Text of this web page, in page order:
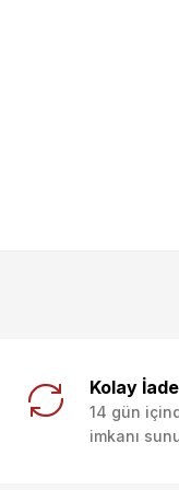
Kolay İade
14 gün
imkanı